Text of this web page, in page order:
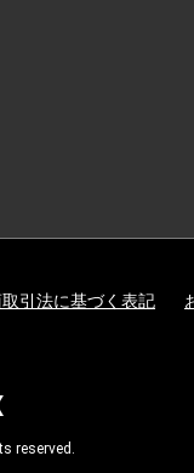
引法に基づく表記
reserved.